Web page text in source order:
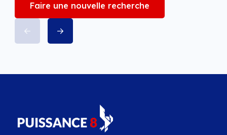
Faire une nouvelle recherche